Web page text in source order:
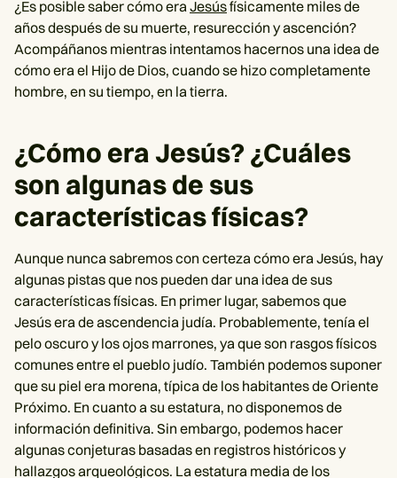
¿Es posible saber cómo eraJesúsfísicamente miles de
años después de su muerte, resurección y ascención?
Acompáñanos mientras intentamos hacernos una idea de
cómo era el Hijo de Dios, cuando se hizo completamente
hombre, en su tiempo, en la tierra.
¿Cómo era Jesús? ¿Cuáles
son algunas de sus
características físicas?
Aunque nunca sabremos con certeza cómo era Jesús, hay
algunas pistas que nos pueden dar una idea de sus
características físicas. En primer lugar, sabemos que
Jesús era de ascendencia judía. Probablemente, tenía el
pelo oscuro y los ojos marrones, ya que son rasgos físicos
comunes entre el pueblo judío. También podemos suponer
que su piel era morena, típica de los habitantes de Oriente
Próximo. En cuanto a su estatura, no disponemos de
información definitiva. Sin embargo, podemos hacer
algunas conjeturas basadas en registros históricos y
hallazgos arqueológicos. La estatura media de los